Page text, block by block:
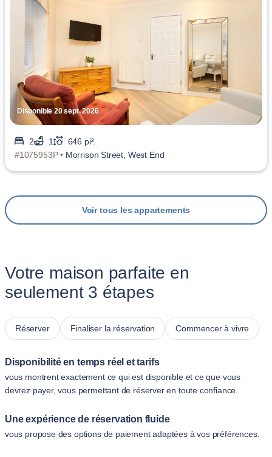
Disponible 20 sept. 2026
2 1
646 pi².
#1075953P • Morrison Street, West End
Voir tous les appartements
Votre maison parfaite en
seulement 3 étapes
Réserver Finaliser la réservation Commencer à vivre
Disponibilité en temps réel et tarifs
vous montrent exactement ce qui est disponible et ce que vous
devrez payer, vous permettant de réserver en toute confiance.
Une expérience de réservation fluide
vous propose des options de paiement adaptées à vos préférences.